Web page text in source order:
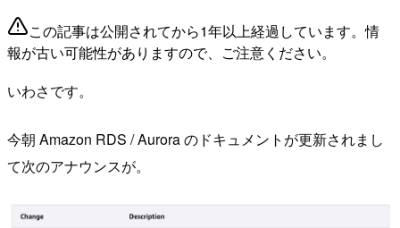
この記事は公開されてから1年以上経過しています。情
報が古い可能性がありますので、ご注意ください。
いわさです。
今朝 Amazon RDS / Aurora のドキュメントが更新されまし
て次のアナウンスが。